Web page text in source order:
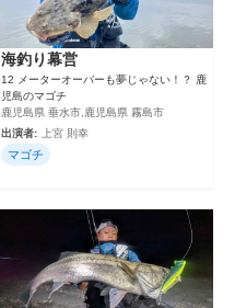
海釣り幕営
12 メーターオーバーも夢じゃない！？ 鹿
児島のマゴチ
鹿児島県 垂水市,鹿児島県 霧島市
出演者:
上宮 則幸
マゴチ